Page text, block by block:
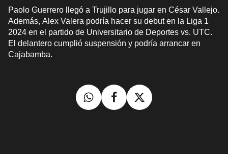
Paolo Guerrero llegó a Trujillo para jugar en César Vallejo.
Además, Alex Valera podría hacer su debut en la Liga 1
2024 en el partido de Universitario de Deportes vs. UTC.
El delantero cumplió suspensión y podría arrancar en
Cajabamba.